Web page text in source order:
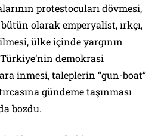
protestocuları dövmesi,
bütün olarak emperyalist, ırkçı,
ülke içinde yargının
demokrasi
inmesi, taleplerin “gun-boat”
gündeme taşınması
bozdu.